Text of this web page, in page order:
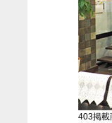
403掲載